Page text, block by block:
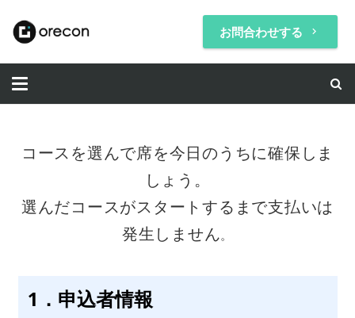
お問合わせする keyboard_arrow_right
コースを選んで席を今日のうちに確保しま
しょう。
選んだコースがスタートするまで支払いは
発生しません。
1．申込者情報